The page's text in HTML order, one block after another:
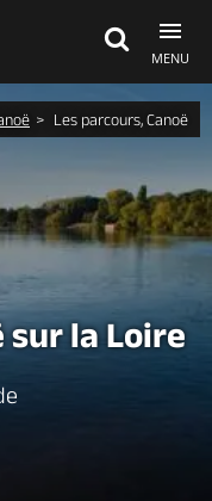
MENU
Les parcours, Canoë
sur la Loire